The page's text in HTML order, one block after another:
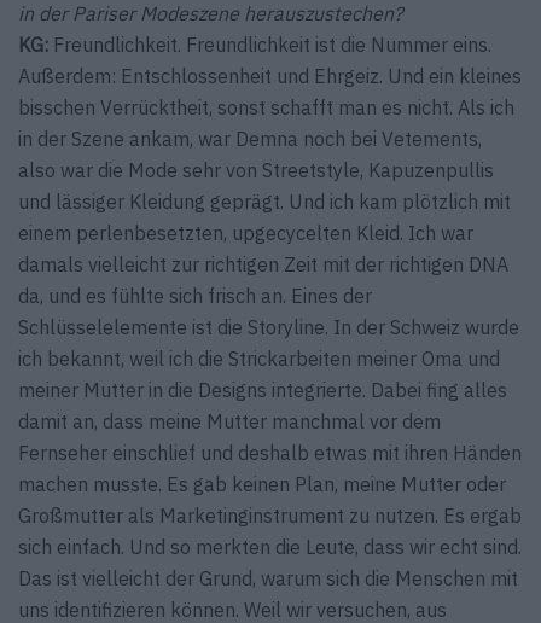
in der Pariser Modeszene herauszustechen?
KG: Freundlichkeit. Freundlichkeit ist die Nummer eins.
Außerdem: Entschlossenheit und Ehrgeiz. Und ein kleines
bisschen Verrücktheit, sonst schafft man es nicht. Als ich
in der Szene ankam, war Demna noch bei Vetements,
also war die Mode sehr von Streetstyle, Kapuzenpullis
und lässiger Kleidung geprägt. Und ich kam plötzlich mit
einem perlenbesetzten, upgecycelten Kleid. Ich war
damals vielleicht zur richtigen Zeit mit der richtigen DNA
da, und es fühlte sich frisch an. Eines der
Schlüsselelemente ist die Storyline. In der Schweiz wurde
ich bekannt, weil ich die Strickarbeiten meiner Oma und
meiner Mutter in die Designs integrierte. Dabei fing alles
damit an, dass meine Mutter manchmal vor dem
Fernseher einschlief und deshalb etwas mit ihren Händen
machen musste. Es gab keinen Plan, meine Mutter oder
Großmutter als Marketinginstrument zu nutzen. Es ergab
sich einfach. Und so merkten die Leute, dass wir echt sind.
Das ist vielleicht der Grund, warum sich die Menschen mit
uns identifizieren können. Weil wir versuchen, aus